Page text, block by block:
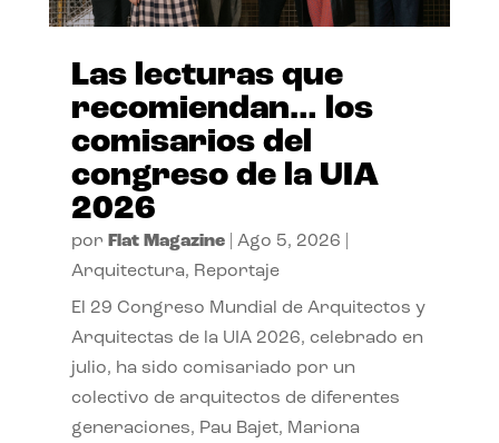
Las lecturas que
recomiendan… los
comisarios del
congreso de la UIA
2026
por Flat Magazine| Ago 5, 2026
Arquitectura, Reportaje
El 29 Congreso Mundial de Arquitectos y
Arquitectas de la UIA 2026, celebrado en
julio, ha sido comisariado por un
colectivo de arquitectos de diferentes
generaciones, Pau Bajet, Mariona